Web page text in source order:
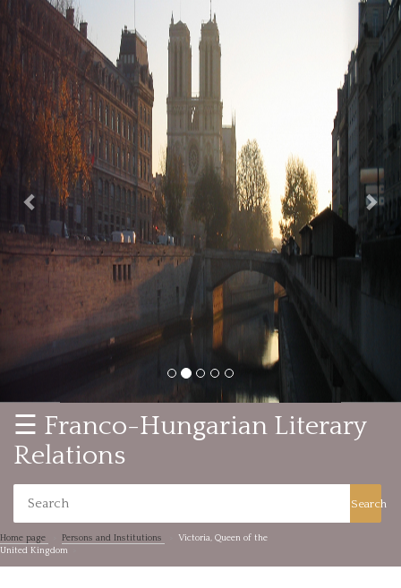
Previous
☰ Franco-Hungarian Literary
Relations
Search
Home page Persons and Institutions
Victoria, Queen of the
United Kingdom